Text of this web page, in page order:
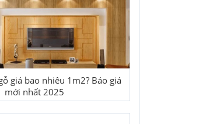
giá bao nhiêu 1m2? Báo giá
mới nhất 2025